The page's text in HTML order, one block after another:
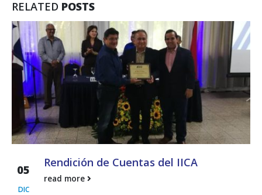
RELATED POSTS
05
DIC
Rendición de Cuentas del IICA
read more